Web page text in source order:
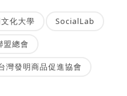
化大學 SocialLab
盟總會
灣發明商品促進協會